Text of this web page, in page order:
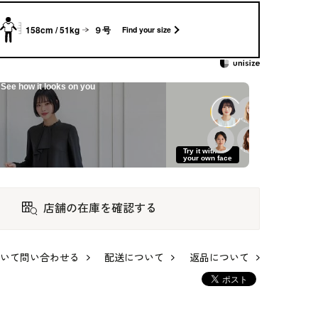
む、お手入れ楽々万
能ドレス
22,000
158cm / 51kg ９号 Find your size
See how it looks on you
Try it with
your own face
店舗の在庫を確認する
て問い合わせる 配送について 返品について